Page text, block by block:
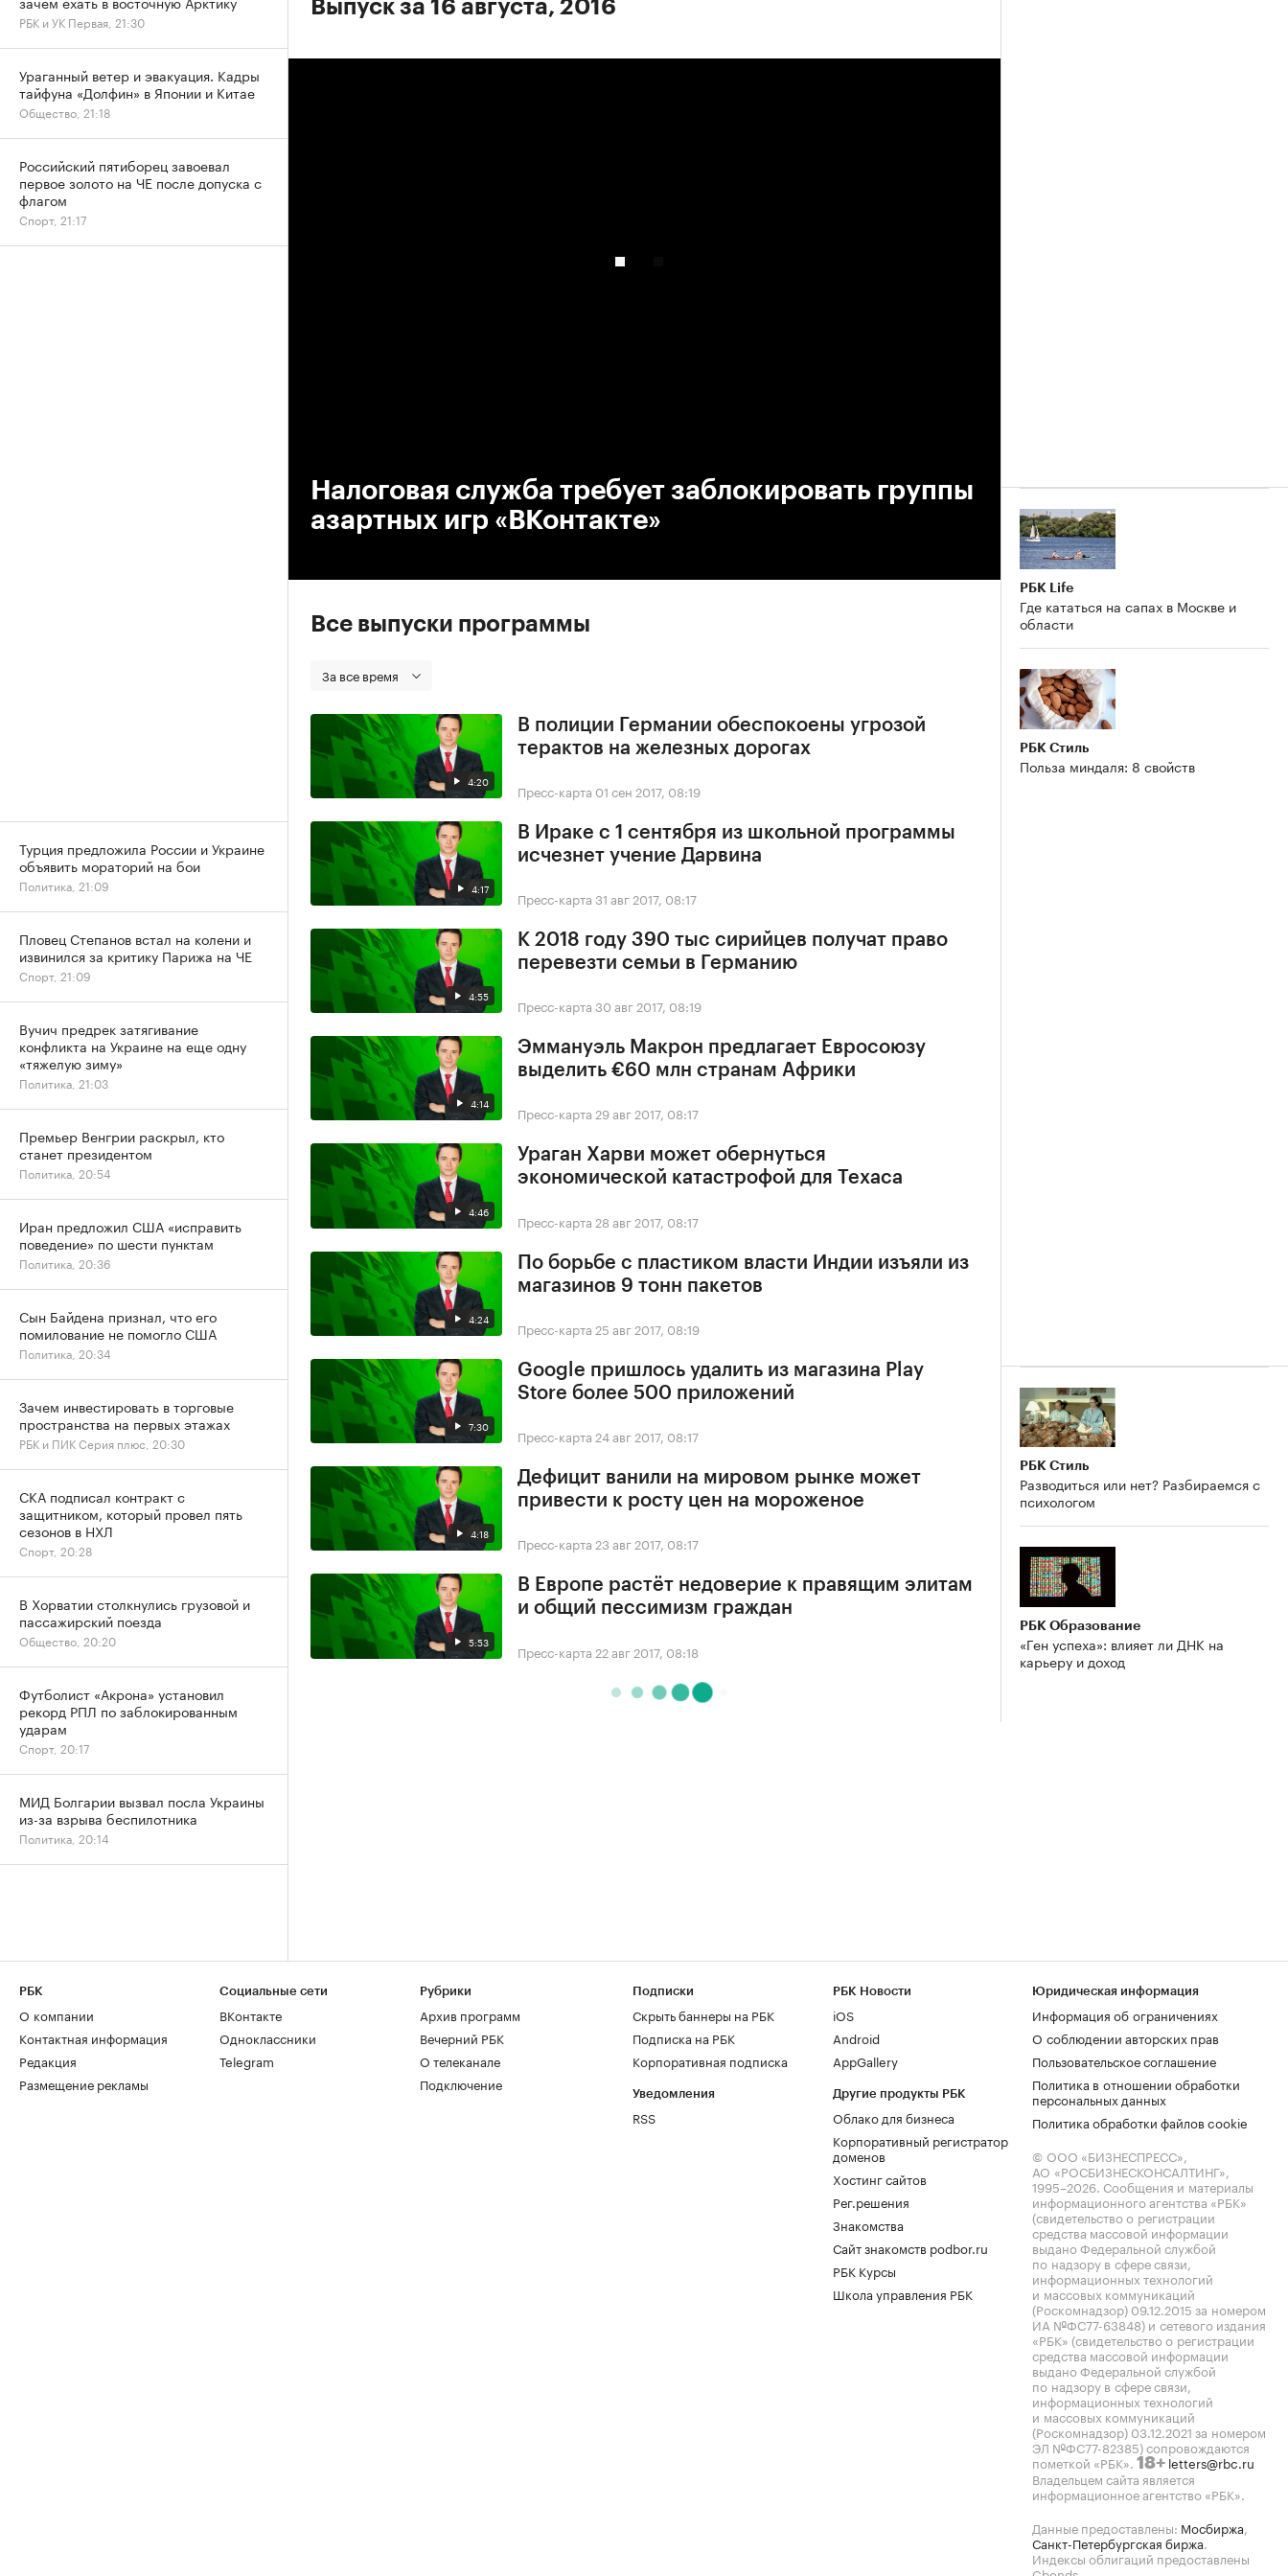
Выпуск за 16 августа, 2016
Налоговая служба требует заблокировать группы
азартных игр «ВКонтакте»
Все выпуски программы
За все время
4:20
В полиции Германии обеспокоены угрозой
терактов на железных дорогах
Пресс-карта 01 сен 2017, 08:19
4:17
В Ираке с 1 сентября из школьной программы
исчезнет учение Дарвина
Пресс-карта 31 авг 2017, 08:17
4:55
К 2018 году 390 тыс сирийцев получат право
перевезти семьи в Германию
Пресс-карта 30 авг 2017, 08:19
4:14
Эммануэль Макрон предлагает Евросоюзу
выделить €60 млн странам Африки
Пресс-карта 29 авг 2017, 08:17
4:46
Ураган Харви может обернуться
экономической катастрофой для Техаса
Пресс-карта 28 авг 2017, 08:17
4:24
По борьбе с пластиком власти Индии изъяли из
магазинов 9 тонн пакетов
Пресс-карта 25 авг 2017, 08:19
7:30
Google пришлось удалить из магазина Play
Store более 500 приложений
Пресс-карта 24 авг 2017, 08:17
4:18
Дефицит ванили на мировом рынке может
привести к росту цен на мороженое
Пресс-карта 23 авг 2017, 08:17
5:53
В Европе растёт недоверие к правящим элитам
и общий пессимизм граждан
Пресс-карта 22 авг 2017, 08:18
РБК Life
Где кататься на сапах в Москве и
области
РБК Стиль
Польза миндаля: 8 свойств
РБК Стиль
Разводиться или нет? Разбираемся с
психологом
РБК Образование
«Ген успеха»: влияет ли ДНК на
карьеру и доход
РБК и УК Первая, 21:30
Ураганный ветер и эвакуация. Кадры
тайфуна «Долфин» в Японии и Китае
Общество, 21:18
Российский пятиборец завоевал
первое золото на ЧЕ после допуска с
флагом
Спорт, 21:17
Турция предложила России и Украине
объявить мораторий на бои
Политика, 21:09
Пловец Степанов встал на колени и
извинился за критику Парижа на ЧЕ
Спорт, 21:09
Вучич предрек затягивание
конфликта на Украине на еще одну
«тяжелую зиму»
Политика, 21:03
Премьер Венгрии раскрыл, кто
станет президентом
Политика, 20:54
Иран предложил США «исправить
поведение» по шести пунктам
Политика, 20:36
Сын Байдена признал, что его
помилование не помогло США
Политика, 20:34
Зачем инвестировать в торговые
пространства на первых этажах
РБК и ПИК Серия плюс, 20:30
СКА подписал контракт с
защитником, который провел пять
сезонов в НХЛ
Спорт, 20:28
В Хорватии столкнулись грузовой и
пассажирский поезда
Общество, 20:20
Футболист «Акрона» установил
рекорд РПЛ по заблокированным
ударам
Спорт, 20:17
МИД Болгарии вызвал посла Украины
из-за взрыва беспилотника
Политика, 20:14
РБК
О компании
Контактная информация
Редакция
Размещение рекламы
Социальные сети
ВКонтакте
Одноклассники
Telegram
Рубрики
Архив программ
Вечерний РБК
О телеканале
Подключение
Подписки
Скрыть баннеры на РБК
Подписка на РБК
Корпоративная подписка
Уведомления
RSS
РБК Новости
iOS
Android
AppGallery
Другие продукты РБК
Облако для бизнеса
Корпоративный регистратор
доменов
Хостинг сайтов
Рег.решения
Знакомства
Сайт знакомств podbor.ru
РБК Курсы
Школа управления РБК
Юридическая информация
Информация об ограничениях
О соблюдении авторских прав
Пользовательское соглашение
Политика в отношении обработки
персональных данных
Политика обработки файлов cookie
© ООО «БИЗНЕСПРЕСС»,
АО «РОСБИЗНЕСКОНСАЛТИНГ»,
1995–2026. Сообщения и материалы
информационного агентства «РБК»
(свидетельство о регистрации
средства массовой информации
выдано Федеральной службой
по надзору в сфере связи,
информационных технологий
и массовых коммуникаций
(Роскомнадзор) 09.12.2015 за номером
ИА №ФС77-63848) и сетевого издания
«РБК» (свидетельство о регистрации
средства массовой информации
выдано Федеральной службой
по надзору в сфере связи,
информационных технологий
и массовых коммуникаций
(Роскомнадзор) 03.12.2021 за номером
ЭЛ №ФС77-82385) сопровождаются
пометкой «РБК». 18+ letters@rbc.ru
Владельцем сайта является
информационное агентство «РБК».
Данные предоставлены: Мосбиржа,
Санкт-Петербургская биржа.
Индексы облигаций предоставлены